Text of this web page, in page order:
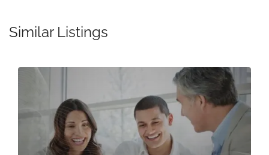
Similar Listings